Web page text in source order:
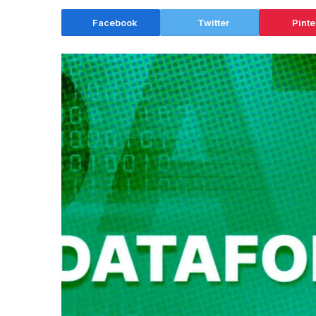
Facebook Twitter